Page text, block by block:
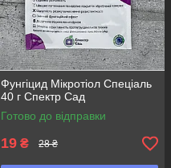
Фунгіцид Мікротіол Спеціаль
40 г Спектр Сад
Готово до відправки
19 ₴ 28 ₴